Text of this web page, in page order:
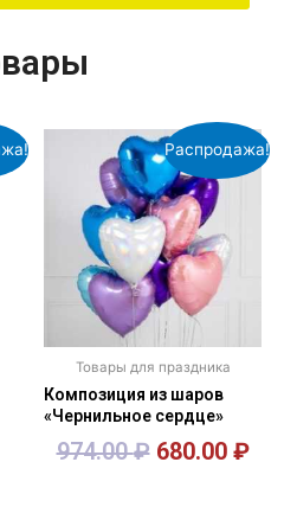
Распродажа!
Товары для праздника
Композиция из шаров
«Чернильное сердце»
974.00₽ 680.00 ₽